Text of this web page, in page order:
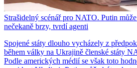
Strašidelný scénář pro NATO. Putin
nečekaně brzy, tvrdí agenti
Spojené státy dlouho vycházely z
během války na Ukrajině členské státy
Podle amerických médií se však toto